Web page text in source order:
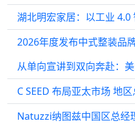
2026年度发布中式整装品